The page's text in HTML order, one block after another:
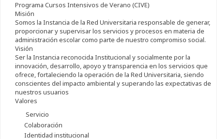
Programa Cursos Intensivos de Verano (CIVE)
Misión
Somos la Instancia de la Red Universitaria responsable de generar,
proporcionar y supervisar los servicios y procesos en materia de
administración escolar como parte de nuestro compromiso social.
Visión
Ser la Instancia reconocida Institucional y socialmente por la
innovación, desarrollo, apoyo y transparencia en los servicios que
ofrece, fortaleciendo la operación de la Red Universitaria, siendo
conscientes del impacto ambiental y superando las expectativas de
nuestros usuarios
Valores
Servicio
Colaboración
Identidad institucional